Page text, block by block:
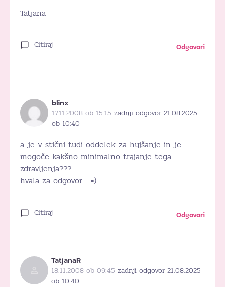
Tatjana
Citiraj Odgovori
blinx
17.11.2008 ob 15:15 zadnji odgovor 21.08.2025
ob 10:40
a je v stični tudi oddelek za hujšanje in je
mogoče kakšno minimalno trajanje tega
zdravljenja???
hvala za odgovor …=)
Citiraj Odgovori
TatjanaR
18.11.2008 ob 09:45 zadnji odgovor 21.08.2025
ob 10:40